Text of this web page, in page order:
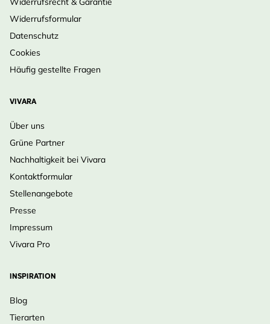
Widerrufsformular
Datenschutz
Cookies
Häufig gestellte Fragen
VIVARA
Über uns
Grüne Partner
Nachhaltigkeit bei Vivara
Kontaktformular
Stellenangebote
Presse
Impressum
Vivara Pro
INSPIRATION
Blog
Tierarten